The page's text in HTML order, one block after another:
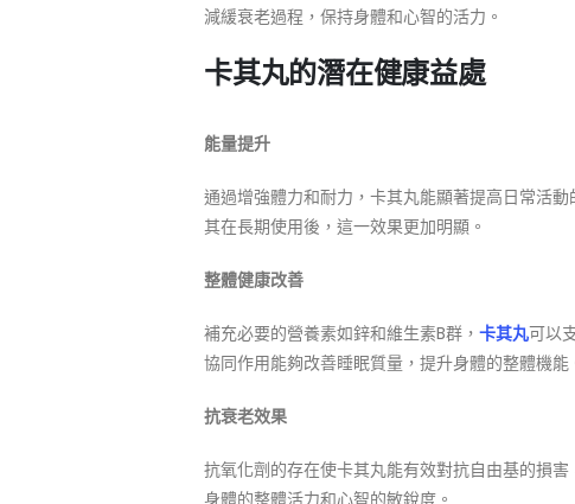
減緩衰老過程，保持身體和心智的活力。
卡其丸的潛在健康益處
能量提升
通過增強體力和耐力，卡其丸能顯著提高日常活
其在長期使用後，這一效果更加明顯。
整體健康改善
補充必要的營養素如鋅和維生素B群， 卡其丸可以
協同作用能夠改善睡眠質量，提升身體的整體機能
抗衰老效果
抗氧化劑的存在使卡其丸能有效對抗自由基的損
身體的整體活力和心智的敏銳度。